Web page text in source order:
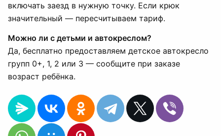
включать заезд в нужную точку. Если крюк
значительный — пересчитываем тариф.
Можно ли с детьми и автокреслом?
Да, бесплатно предоставляем детское автокресло
групп 0+, 1, 2 или 3 — сообщите при заказе
возраст ребёнка.